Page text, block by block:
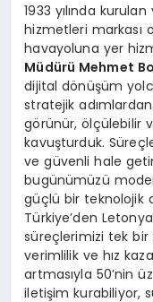
1933 yılında
hizmetleri markası
havayoluna yer
Müdürü Mehmet
dijital dönüşüm
stratejik
görünür, ölçülebilir
kavuşturduk.
ve güvenli hale
bugünümüzü
güçlü bir teknolojik
Türkiye’den
süreçlerimizi tek bir
verimlilik ve hız
artmasıyla 50’nin
iletişim kurabiliyor,